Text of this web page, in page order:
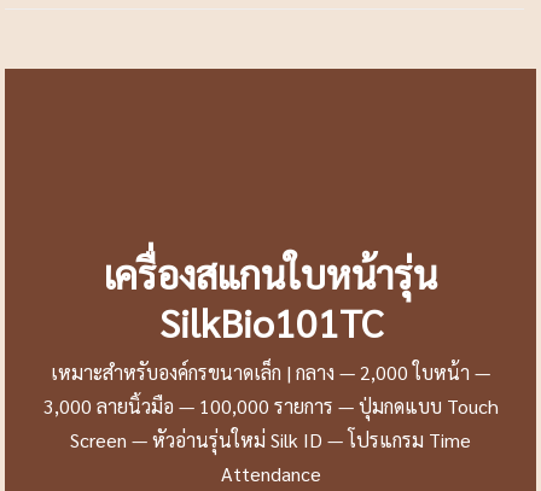
เครื่องสแกนใบหน้ารุ่น
SilkBio101TC
เหมาะสำหรับองค์กรขนาดเล็ก | กลาง — 2,000 ใบหน้า —
3,000 ลายนิ้วมือ — 100,000 รายการ — ปุ่มกดแบบ Touch
Screen — หัวอ่านรุ่นใหม่ Silk ID — โปรแกรม Time
Attendance